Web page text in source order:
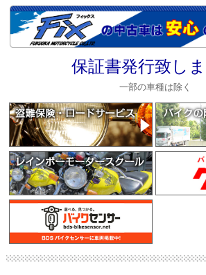
保証書発行致しま
一部の車種は除く